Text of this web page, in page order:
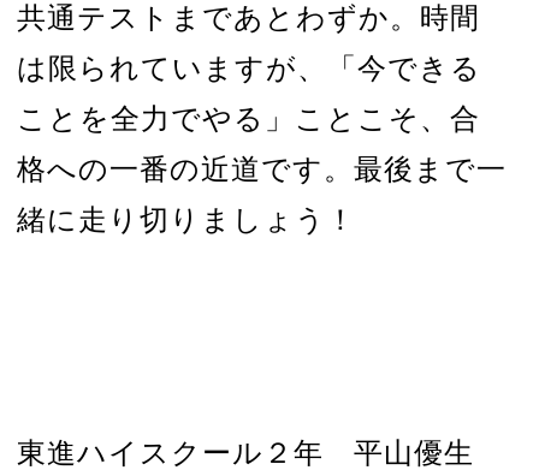
共通テストまであとわずか。時間
は限られていますが、「今できる
ことを全力でやる」ことこそ、合
格への一番の近道です。最後まで一
緒に走り切りましょう！
東進ハイスクール２年 平山優生